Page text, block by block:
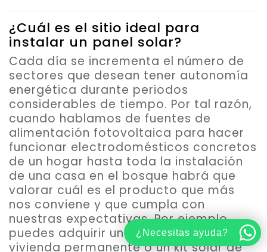
¿Cuál es el sitio ideal para
instalar un panel solar?
Cada día se incrementa el número de
sectores que desean tener autonomía
energética durante periodos
considerables de tiempo. Por tal razón,
cuando hablamos de fuentes de
alimentación fotovoltaica para hacer
funcionar electrodomésticos concretos
de un hogar hasta toda la instalación
de una casa en el bosque habrá que
valorar cuál es el producto que más
nos conviene y que cumpla con
nuestras expectativas. Por ejemplo,
puedes adquirir un kit solar para
vivienda permanente o un kit solar de
¿Necesitas ayuda?